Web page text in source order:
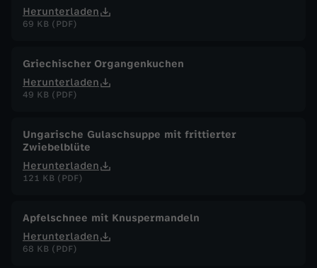
Herunterladen
69 KB (PDF)
Griechischer Organgenkuchen
Herunterladen
49 KB (PDF)
Ungarische Gulaschsuppe mit frittierter
Zwiebelblüte
Herunterladen
121 KB (PDF)
Apfelschnee mit Knuspermandeln
Herunterladen
68 KB (PDF)